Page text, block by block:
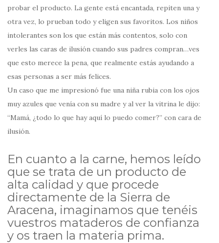
probar el producto. La gente está encantada, repiten una y
otra vez, lo prueban todo y eligen sus favoritos. Los niños
intolerantes son los que están más contentos, solo con
verles las caras de ilusión cuando sus padres compran…ves
que esto merece la pena, que realmente estás ayudando a
esas personas a ser más felices.
Un caso que me impresionó fue una niña rubia con los ojos
muy azules que venía con su madre y al ver la vitrina le dijo:
“Mamá, ¿todo lo que hay aquí lo puedo comer?” con cara de
ilusión.
En cuanto a la carne, hemos leído
que se trata de un producto de
alta calidad y que procede
directamente de la Sierra de
Aracena, imaginamos que tenéis
vuestros mataderos de confianza
y os traen la materia prima.